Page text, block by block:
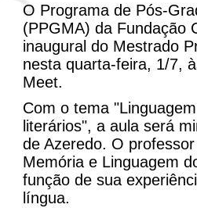
O Programa de Pós-
(PPGMA) da Fundação
inaugural do Mestrado
nesta quarta-feira, 1/7,
Meet.
Com o tema
literários", a aula será
de Azeredo. O
Memória e Linguagem
função de sua
língua.